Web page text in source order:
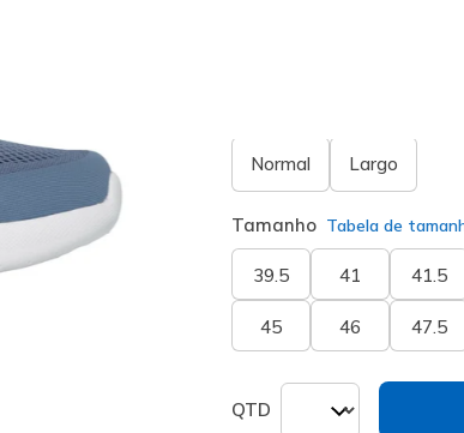
Normal Largo
Tamanho Tabela de
39.5 41 41.5
45 46 47.5
QTD